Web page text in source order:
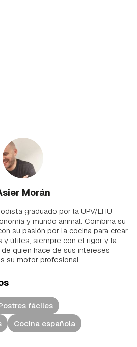
Morán
graduado por la UPV/EHU
y mundo animal. Combina su
su pasión por la cocina para crear
y útiles, siempre con el rigor y la
quien hace de sus intereses
su motor profesional.
fáciles
Cocina española